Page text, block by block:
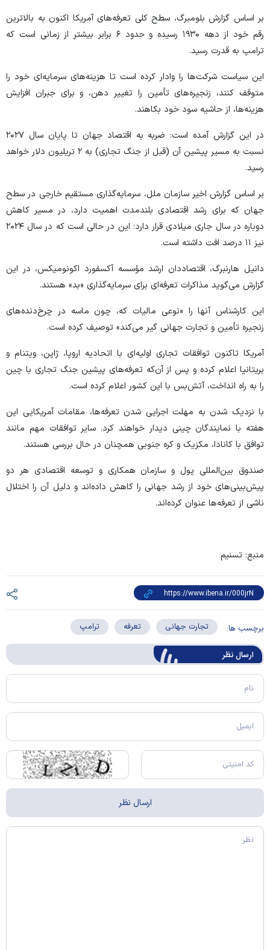
بر اساس گزارش بلومبرگ، سطح کلی تعرفه‌های آمریکا اکنون به بالاترین
رقم خود از دهه ۱۹۳۰ رسیده و حدود ۶ برابر بیشتر از زمانی است که
ترامپ به قدرت رسید.
این سیاست شرکت‌ها را وادار کرده است تا هزینه‌های سرمایه‌ای خود را
متوقف کنند، زنجیره‌های تأمین را تغییر دهن، و برای جبران افزایش
هزینه‌ها، از حاشیه سود خود بکاهند.
در این گزارش آمده است: ضربه به اقتصاد جهان تا پایان سال ۲۰۲۷
نسبت به مسیر پیشین آن (قبل از جنگ تجاری) به ۲ تریلیون دلار خواهد
رسید.
بر اساس گزارش اخیر سازمان ملل، سرمایه‌گذاری مستقیم خارجی در سطح
جهان که برای رشد اقتصادی بلندمدت اهمیت دارد، در مسیر کاهش
دوباره در سال جاری میلادی قرار دارد؛ این در حالی است که در سال ۲۰۲۴
نیز ۱۱ درصد افت داشته است.
دانیل هارنبرگ، اقتصاددان ارشد مؤسسه آکسفورد اکونومیکس، در این
گزارش می‌گوید مذاکرات تعرفه‌ای برای سرمایه‌گذاری «بد» هستند.
این کارشناس آنها را «نوعی مالیات که، چون ماسه در چرخ‌دنده‌های
زنجیره تأمین و تجارت جهانی گیر می‌کند» توصیف کرده است.
آمریکا تاکنون توافقات تجاری اولیه‌ای با اتحادیه اروپا، ژاپن، ویتنام و
بریتانیا اعلام کرده و پس از آن‌که تعرفه‌های پیشین جنگ تجاری با چین
را به راه انداخت، آتش‌بس با این کشور اعلام کرده است.
با نزدیک شدن به مهلت اجرایی شدن تعرفه‌ها، مقامات آمریکایی این
هفته با نمایندگان چینی دیدار خواهند کرد. سایر توافقات مهم مانند
توافق با کانادا، مکزیک و کره جنوبی همچنان در حال بررسی هستند.
صندوق بین‌المللی پول و سازمان همکاری و توسعه اقتصادی هر دو
پیش‌بینی‌های خود از رشد جهانی را کاهش داده‌اند و دلیل آن را اختلال
ناشی از تعرفه‌ها عنوان کرده‌اند.
منبع: تسنیم
برچسب ها: تجارت جهانی تعرفه ترامپ
ارسال‌ نظر